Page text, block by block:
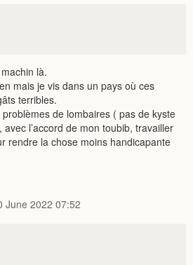
là.
mais je vis dans un pays où ces
terribles.
de lombaires ( pas de kyste
avec l’accord de mon toubib, travailler
rendre la chose moins handicapante
June 2022 07:52